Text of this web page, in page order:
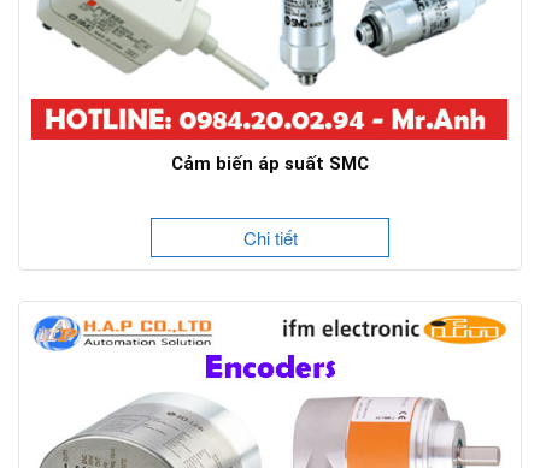
Cảm biến áp suất SMC
Chi tiết